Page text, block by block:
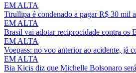
EM ALTA
Tirullipa é condenado a pagar R$ 30 mil
EM ALTA
Brasil vai adotar reciprocidade contra os
EM ALTA
Voepass: no voo anterior ao acidente, já
EM ALTA
Bia Kicis diz que Michelle Bolsonaro